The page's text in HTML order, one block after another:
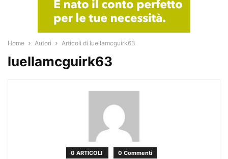
Home Autori Articoli di luellamcguirk63
luellamcguirk63
0 ARTICOLI 0 Commenti